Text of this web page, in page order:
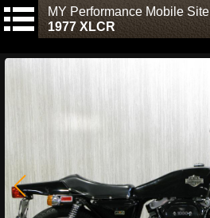
MY Performance Mobile Site
1977 XLCR